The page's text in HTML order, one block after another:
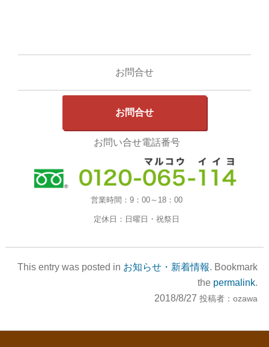
お問合せ
お問合せ
お問い合せ電話番号
営業時間：9：00～18：00
定休日： 日曜日・祝祭日
This entry was posted in お知らせ・新着情報. Bookmark
the permalink.
2018/8/27 投稿者：ozawa